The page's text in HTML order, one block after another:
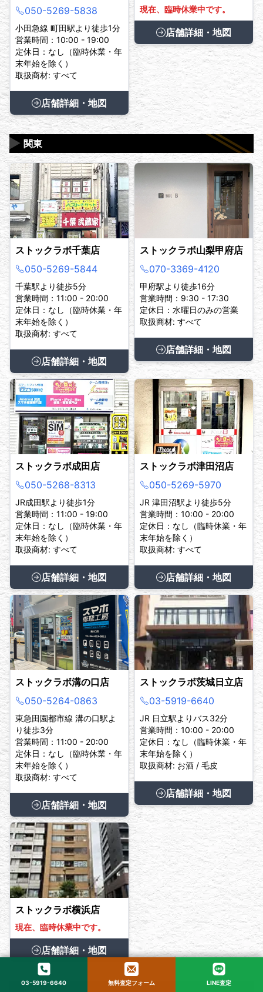
050-5269-5838
小田急線 町田駅より徒歩1分
営業時間：10:00 - 19:00
定休日：なし（臨時休業・年
末年始を除く）
取扱商材: すべて
店舗詳細・地図
現在、臨時休業中です。
店舗詳細・地図
関東
▶
ストックラボ千葉店
050-5269-5844
千葉駅より徒歩5分
営業時間：11:00 - 20:00
定休日：なし（臨時休業・年
末年始を除く）
取扱商材: すべて
店舗詳細・地図
ストックラボ山梨甲府店
070-3369-4120
甲府駅より徒歩16分
営業時間：9:30 - 17:30
定休日：水曜日のみの営業
取扱商材: すべて
店舗詳細・地図
ストックラボ成田店
050-5268-8313
JR成田駅より徒歩1分
営業時間：11:00 - 19:00
定休日：なし（臨時休業・年
末年始を除く）
取扱商材: すべて
店舗詳細・地図
ストックラボ津田沼店
050-5269-5970
JR 津田沼駅より徒歩5分
営業時間：10:00 - 20:00
定休日：なし（臨時休業・年
末年始を除く）
取扱商材: すべて
店舗詳細・地図
ストックラボ溝の口店
050-5264-0863
東急田園都市線 溝の口駅よ
り徒歩3分
営業時間：11:00 - 20:00
定休日：なし（臨時休業・年
末年始を除く）
取扱商材: すべて
店舗詳細・地図
ストックラボ茨城日立店
03-5919-6640
JR 日立駅よりバス32分
営業時間：10:00 - 20:00
定休日：なし（臨時休業・年
末年始を除く）
取扱商材: お酒 / 毛皮
店舗詳細・地図
ストックラボ横浜店
現在、臨時休業中です。
店舗詳細・地図
03-5919-6640 無料査定フォーム LINE査定